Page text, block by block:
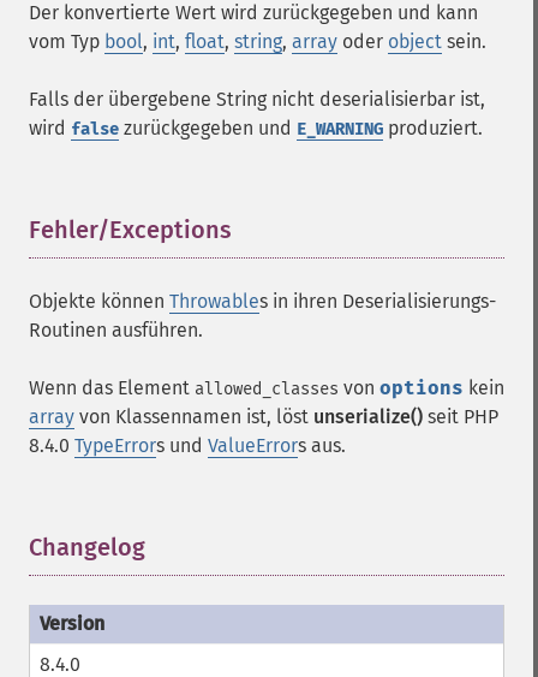
Der konvertierte Wert wird zurückgegeben und kann
vom Typ bool, int, float, string, array oder object sein.
Falls der übergebene String nicht deserialisierbar ist,
wird false zurückgegeben und E_WARNING produziert.
Fehler/Exceptions
Objekte können Throwables in ihren Deserialisierungs-
Routinen ausführen.
Wenn das Element allowed_classes von options kein
array von Klassennamen ist, löst unserialize() seit PHP
8.4.0 TypeErrors und ValueErrors aus.
Changelog
8.4.0